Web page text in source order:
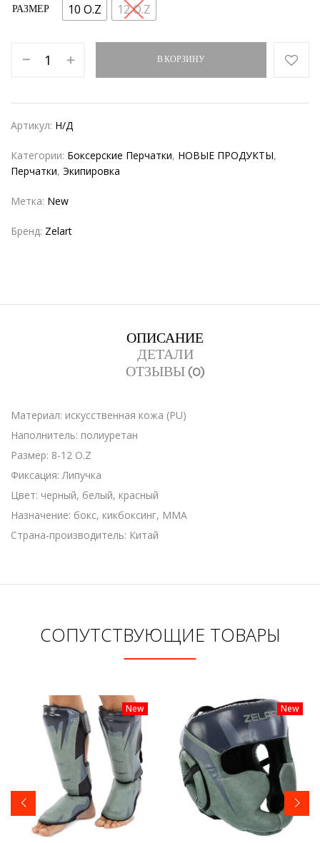
РАЗМЕР 10 O.Z 12 O.Z
В КОРЗИНУ
Артикул: Н/Д
Категории: Боксерские Перчатки, НОВЫЕ ПРОДУКТЫ,
Перчатки, Экипировка
Метка: New
Бренд: Zelart
ОПИСАНИЕ
ДЕТАЛИ
ОТЗЫВЫ (0)
Материал: искусственная кожа (PU)
Наполнитель: полиуретан
Размер: 8-12 O.Z
Фиксация: Липучка
Цвет: черный, белый, красный
Назначение: бокс, кикбоксинг, MMA
Страна-производитель: Китай
СОПУТСТВУЮЩИЕ ТОВАРЫ
New New